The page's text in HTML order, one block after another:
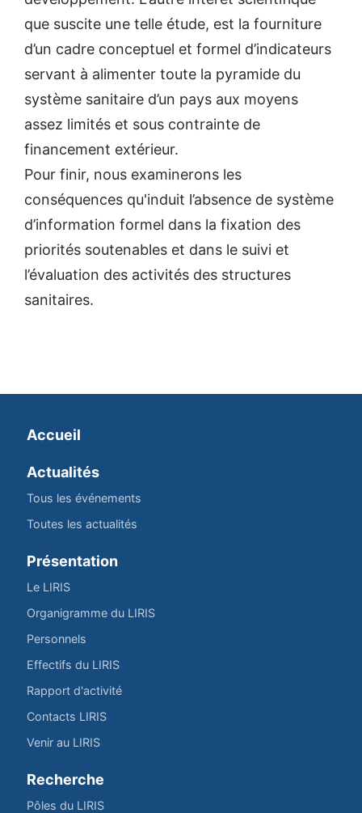
que suscite une telle étude, est la fourniture
d’un cadre conceptuel et formel d’indicateurs
servant à alimenter toute la pyramide du
système sanitaire d’un pays aux moyens
assez limités et sous contrainte de
financement extérieur.
Pour finir, nous examinerons les
conséquences qu'induit l’absence de système
d’information formel dans la fixation des
priorités soutenables et dans le suivi et
l’évaluation des activités des structures
sanitaires.
Accueil
Actualités
Tous les événements
Toutes les actualités
Présentation
Le LIRIS
Organigramme du LIRIS
Personnels
Effectifs du LIRIS
Rapport d'activité
Contacts LIRIS
Venir au LIRIS
Recherche
Pôles du LIRIS